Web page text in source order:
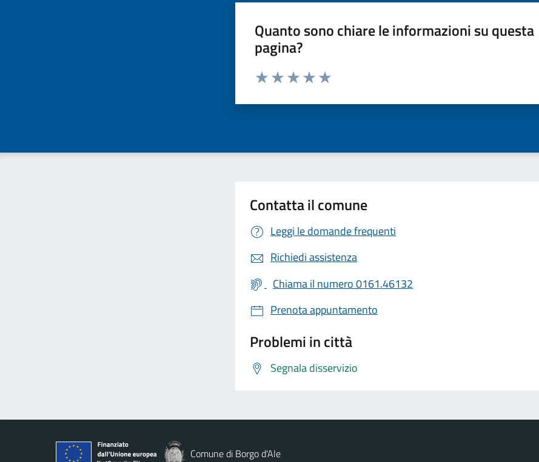
Quanto sono chiare le informazioni su questa
pagina?
Valuta da 1 a 5 stelle la pagina
Contatta il comune
Leggi le domande frequenti
Richiedi assistenza
Chiama il numero 0161.46132
Prenota appuntamento
Problemi in città
Segnala disservizio
Comune di Borgo d'Ale